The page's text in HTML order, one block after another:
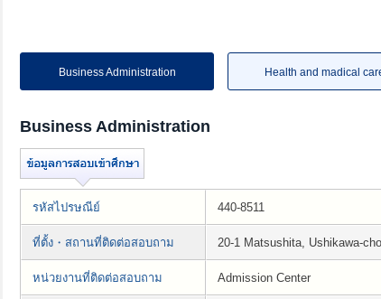
Business Administration Health and madical
Business Administration
รหัสไปรษณีย์ 440-8511
ที่ตั้ง・สถานที่ติดต่อสอบถาม 20-1 Matsushita, Ushikawa-
หน่วยงานที่ติดต่อสอบถาม Admission Center